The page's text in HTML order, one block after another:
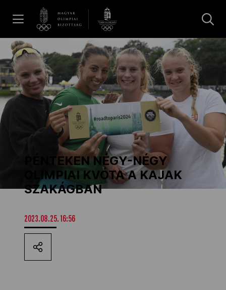
Hírek
Galéria
Dakar 2026
Los Angeles 2028
Kettőskarrier-program
PÉNTEKEN NÉGY-NÉGY
OLIMPIAI KVÓTA A KAJAK
SZAKÁGBAN
2023.08.25. 16:56